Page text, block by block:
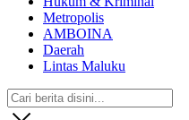
Metropolis
AMBOINA
Daerah
Lintas Maluku